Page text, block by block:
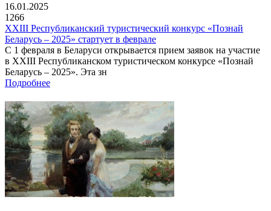
16.01.2025
1266
XXIII Республиканский туристический конкурс «Познай
Беларусь – 2025» стартует в феврале
С 1 февраля в Беларуси открывается прием заявок на участие
в XXIII Республиканском туристическом конкурсе «Познай
Беларусь – 2025». Эта зн
Подробнее